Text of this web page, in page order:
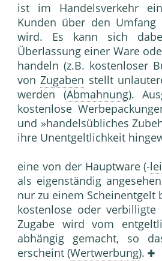
ist im Handelsverkehr
Kunden über den
wird. Es kann sich
Überlassung einer Ware
handeln (z.B. kostenloser
vonZugaben stellt
werden (Abmahnung).
kostenlose
und »handelsübliches
ihre Unentgeltlichkeit
eine von der Hauptware (-
als eigenständig
nur zu einem Scheinentgelt
kostenlose oder verbilligte
Zugabe wird vom
abhängig gemacht, so
erscheint (Wertwerbung).